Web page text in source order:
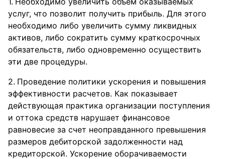
услуг, что позволит получить прибыль. Для этого
необходимо либо увеличить сумму ликвидных
активов, либо сократить сумму краткосрочных
обязательств, либо одновременно осуществить
эти две процедуры.
Проведение политики ускорения и повышения
эффективности расчетов. Как показывает
действующая практика организации поступления
и оттока средств нарушает финансовое
равновесие за счет неоправданного превышения
размеров дебиторской задолженности над
кредиторской. Ускорение оборачиваемости